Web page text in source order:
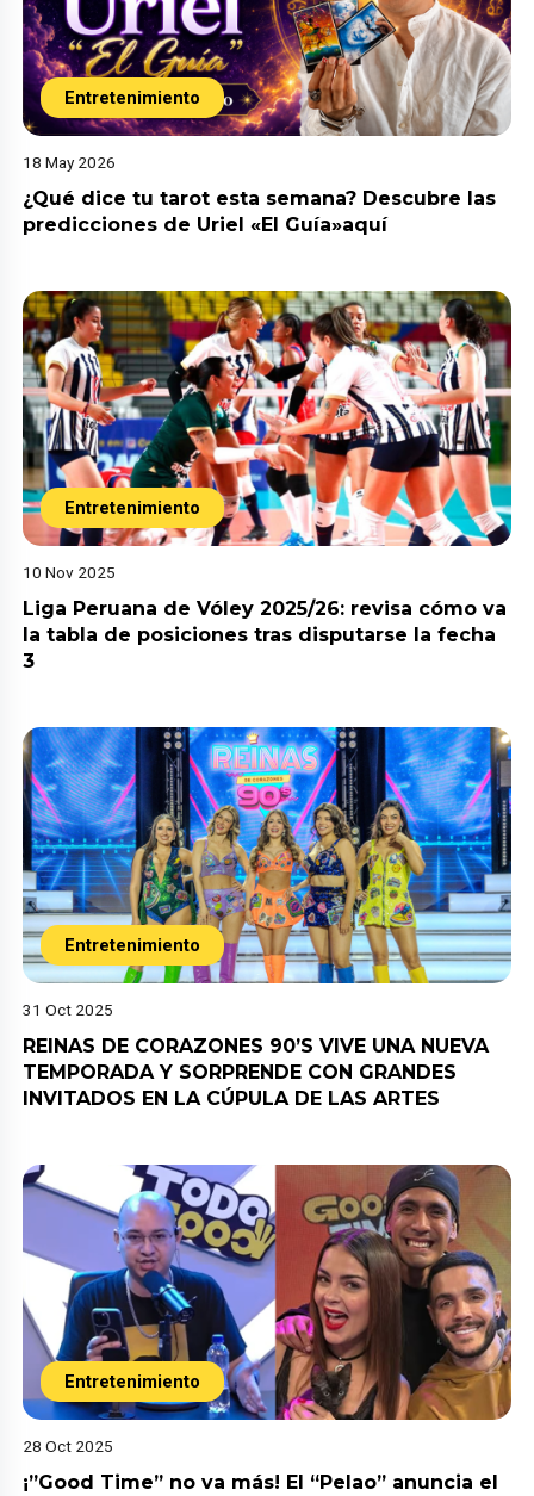
Entretenimiento
18 May 2026
¿Qué dice tu tarot esta semana? Descubre las
predicciones de Uriel «El Guía»aquí
Entretenimiento
10 Nov 2025
Liga Peruana de Vóley 2025/26: revisa cómo va
la tabla de posiciones tras disputarse la fecha
3
Entretenimiento
31 Oct 2025
REINAS DE CORAZONES 90’S VIVE UNA NUEVA
TEMPORADA Y SORPRENDE CON GRANDES
INVITADOS EN LA CÚPULA DE LAS ARTES
Entretenimiento
28 Oct 2025
¡”Good Time” no va más! El “Pelao” anuncia el